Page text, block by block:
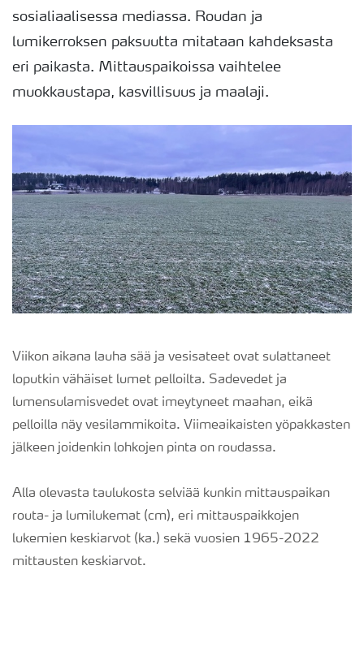
sosialiaalisessa mediassa. Roudan ja
lumikerroksen paksuutta mitataan kahdeksasta
eri paikasta. Mittauspaikoissa vaihtelee
muokkaustapa, kasvillisuus ja maalaji.
Viikon aikana lauha sää ja vesisateet ovat sulattaneet
loputkin vähäiset lumet pelloilta. Sadevedet ja
lumensulamisvedet ovat imeytyneet maahan, eikä
pelloilla näy vesilammikoita. Viimeaikaisten yöpakkasten
jälkeen joidenkin lohkojen pinta on roudassa.
Alla olevasta taulukosta selviää kunkin mittauspaikan
routa- ja lumilukemat (cm), eri mittauspaikkojen
lukemien keskiarvot (ka.) sekä vuosien 1965-2022
mittausten keskiarvot.